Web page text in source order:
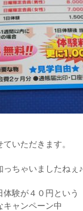
いただきます。
っちゃいましたねぇ♪
体験が４０円という
キャンペーン中